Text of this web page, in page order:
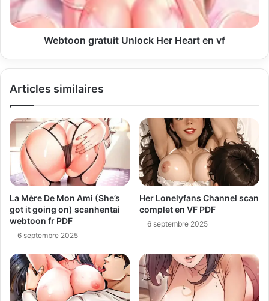
Webtoon gratuit Unlock Her Heart en vf
Articles similaires
La Mère De Mon Ami (She’s
got it going on) scanhentai
webtoon fr PDF
6 septembre 2025
Her Lonelyfans Channel scan
complet en VF PDF
6 septembre 2025